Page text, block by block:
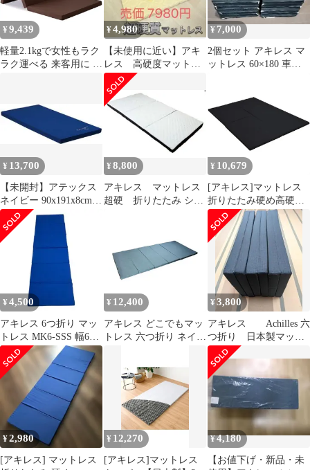
MK6-S NV
¥ 9,439
軽量2.1kgで女性もラク
ラク運べる 来客用に 厚
ス Mattress 90N 程よい
硬さ シングル +1枚で
寝心地アップ 重ねて使
える日本製ウレタンマ
ットレス ブラウン アイ
リスプラザ
¥4,980
【未使用に近い】アキ
レス 高硬度マットレ
ス 265N
¥ 7,000
2個セット アキレス マ
ットレス 60×180 車中
¥ 13,700
【未開封】アテックス
ネイビー 90x191x8cm
ストレッチタイプ
¥8,800
アキレス マットレス
超硬 折りたたみ シン
¥ 10,679
[アキレス]マットレス
折りたたみ硬め高硬度
(190N)腰痛ダブル抗菌
消臭厚み4cm車中泊災
害ごろ寝四つ折りブラ
ックMK4-D(BK)
¥ 4,500
アキレス 6つ折り マッ
トレス MK6-SSS 幅60×
長さ180 ネイビー
¥ 12,400
アキレス どこでもマッ
トレス 六つ折り ネイビ
¥3,800
アキレス Achilles 六
つ折り 日本製マット
かため
¥2,980
[アキレス] マットレス
¥ 12,270
[アキレス]マットレス
¥4,180
【お値下げ・新品・未